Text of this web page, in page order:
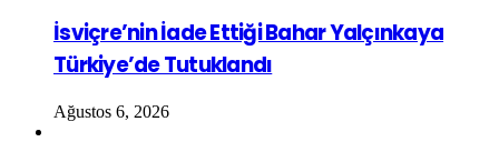
İsviçre’nin İade Ettiği Bahar Yalçınkaya
Türkiye’de Tutuklandı
Ağustos 6, 2026